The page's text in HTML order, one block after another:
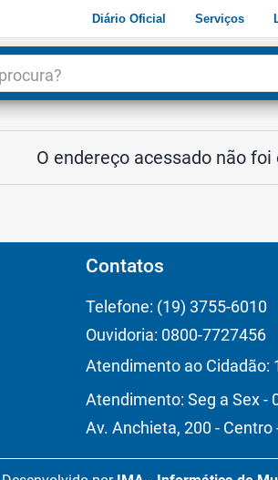
Diário Oficial Serviços
O endereço acessado não foi
Contatos
Telefone: (19) 3755-6010
Ouvidoria: 0800-7727456
Atendimento ao Cidadão:
Atendimento: Seg a Sex -
Av. Anchieta, 200 - Centro